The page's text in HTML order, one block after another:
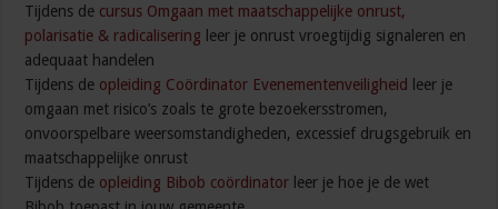
Tijdens de cursus Omgaan met maatschappelijke onrust,
polarisatie & radicalisering leer je onrust vroegtijdig signaleren en
adequaat handelen
Tijdens de opleiding Coördinator Evenementenveiligheid
leer je
omgaan met risico’s zoals te grote bezoekersstromen,
onvoorspelbare weersomstandigheden, excessief drugsgebruik en
maatschappelijke onrust
Tijdens de opleiding Bibob coördinator leer je hoe je de wet